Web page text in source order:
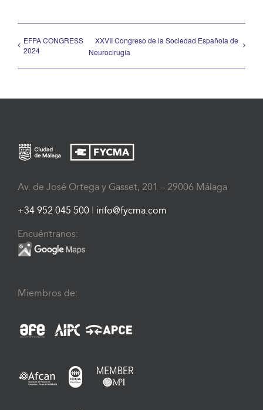
EFPA CONGRESS
2024
XXVII Congreso de la Sociedad Española de
Neurocirugía
Av. de José Ortega y Gasset, 201 – 29006 Málaga
+34 952 045 500 info@fycma.com
Encuéntranos:
Miembros de: